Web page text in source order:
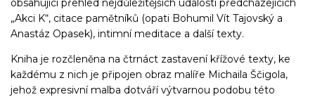
obsahující přehled nejdůležitějších událostí předcházejících
„Akci K“, citace pamětníků (opati Bohumil Vít Tajovský a
Anastáz Opasek), intimní meditace a další texty.
Kniha je rozčleněna na čtrnáct zastavení křížové texty, ke
každému z nich je připojen obraz malíře Michaila Ščigola,
jehož expresivní malba dotváří výtvarnou podobu této